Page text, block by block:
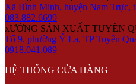
Xã Bình Minh, huyện Nam Trực,
083.882.6699
xƯỞNG SẢN XUẤT TUYÊN
Tổ 9, phường Ỷ La, TP Tuyên
0918.041.089
HỆ THỐNG CỬA HÀNG